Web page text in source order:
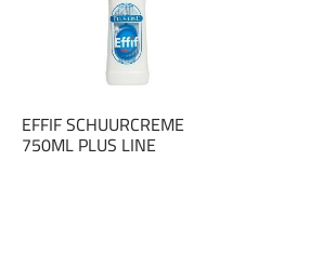
EFFIF SCHUURCREME
750ML PLUS LINE